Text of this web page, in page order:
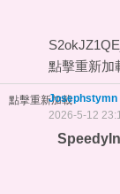
點擊重新加
點擊重新加載Josephstymn
2026-5-12